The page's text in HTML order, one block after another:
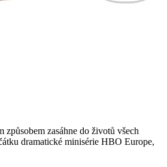
zasáhne do životů všech
dramatické minisérie HBO Europe,